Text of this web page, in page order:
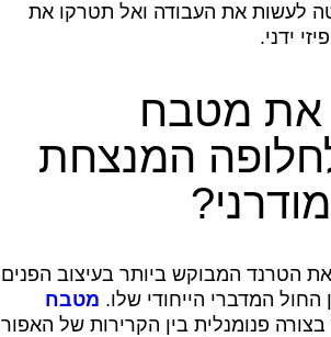
לעשות את העבודה ואל תטרקו את
ידני.
את מטבח
המנצחת
הטרנד המבוקש ביותר בעיצוב הפנים
החול המדברי הייחודי שלו. מטבח
פנומנלית בין הקרירות של האפור